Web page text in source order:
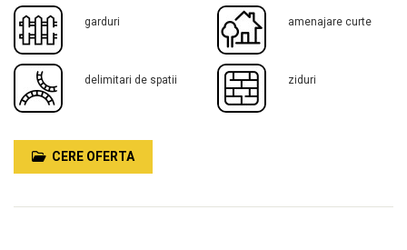
garduri amenajare curte
delimitari de spatii ziduri
CERE OFERTA